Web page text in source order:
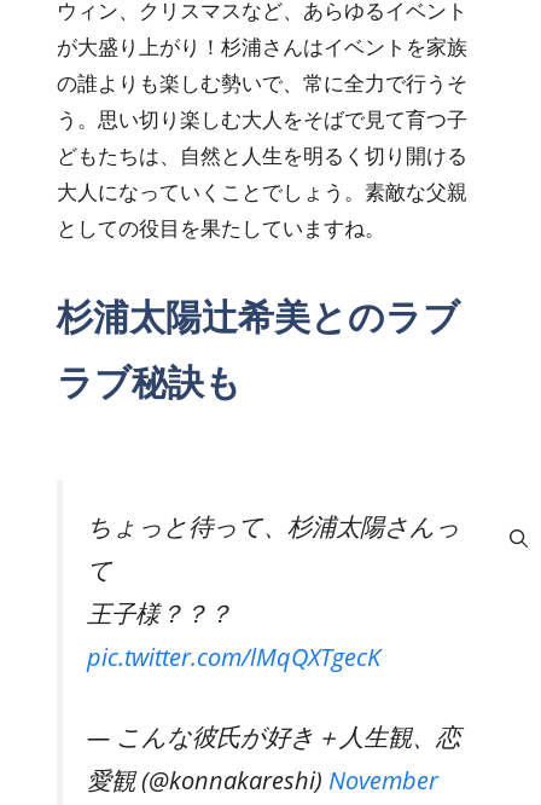
ウィン、クリスマスなど、あらゆるイベント
が大盛り上がり！杉浦さんはイベントを家族
の誰よりも楽しむ勢いで、常に全力で行うそ
う。思い切り楽しむ大人をそばで見て育つ子
どもたちは、自然と人生を明るく切り開ける
大人になっていくことでしょう。素敵な父親
としての役目を果たしていますね。
杉浦太陽辻希美とのラブ
ラブ秘訣も
ちょっと待って、杉浦太陽さんっ
て
王子様？？？
pic.twitter.com/lMqQXTgecK
— こんな彼氏が好き＋人生観、恋
愛観 (@konnakareshi) November